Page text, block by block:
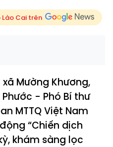
Lào Cai trên
Mường Khương,
- Phó Bí thư
MTTQ Việt Nam
“Chiến dịch
khám sàng lọc